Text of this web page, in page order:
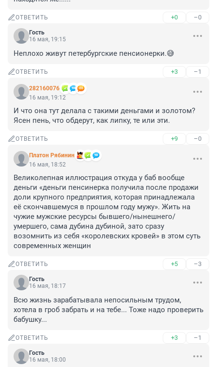
ОТВЕТИТЬ +0 –0
Гость
16 мая, 19:15
Неплохо живут петербургские пенсионерки.😅
ОТВЕТИТЬ +3 –1
282160076
16 мая, 19:12
И что она тут делала с такими деньгами и золотом?
Ясен пень, что обдерут, как липку, те или эти.
ОТВЕТИТЬ +9 –0
Платон Рябинин
16 мая, 18:52
Великолепная иллюстрация откуда у баб вообще
деньги «деньги пенсинерка получила после продажи
доли крупного предприятия, которая принадлежала
её скончавшемуся в прошлом году мужу». Жить на
чужие мужские ресурсы бывшего/нынешнего/
умершего, сама дубина дубиной, зато сразу
возомнить из себя «королевских кровей» в этом суть
современных женщин
ОТВЕТИТЬ +5 –3
Гость
16 мая, 18:17
Всю жизнь зарабатывала непосильным трудом,
хотела в гроб забрать и на тебе... Тоже надо проверить
бабушку...
ОТВЕТИТЬ +3 –1
Гость
16 мая, 18:00